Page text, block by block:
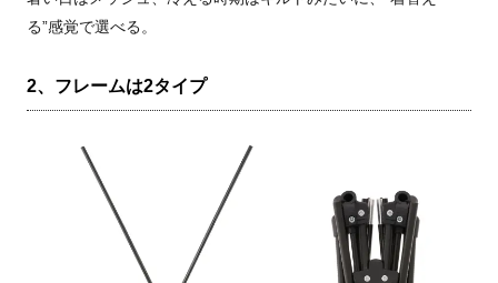
る”感覚で選べる。
2、フレームは2タイプ